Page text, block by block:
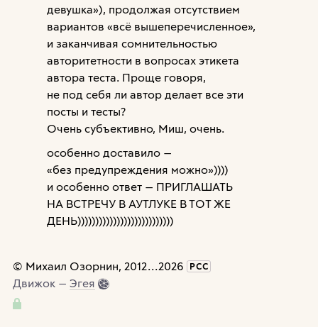
девушка»), продолжая отсутствием
вариантов «всё вышеперечисленное»,
и заканчивая сомнительностью
авторитетности в вопросах этикета
автора теста. Проще говоря,
не под себя ли автор делает все эти
посты и тесты?
Очень субъективно, Миш, очень.
особенно доставило —
«без предупреждения можно»))))
и особенно ответ — ПРИГЛАШАТЬ
НА ВСТРЕЧУ В АУТЛУКЕ В ТОТ ЖЕ
ДЕНЬ)))))))))))))))))))))))))))
© Михаил Озорнин, 2012...2026 РСС
Движок — Эгея